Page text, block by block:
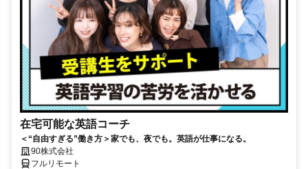
在宅可能な英語コーチ
＜“自由すぎる”働き方＞家でも、夜でも。英語が仕事になる。
90株式会社
フルリモート